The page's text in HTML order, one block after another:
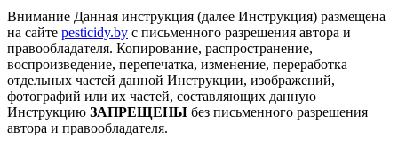
Внимание Данная инструкция (далее Инструкция) размещена
на сайте pesticidy.by с письменного разрешения автора и
правообладателя. Копирование, распространение,
воспроизведение, перепечатка, изменение, переработка
отдельных частей данной Инструкции, изображений,
фотографий или их частей, составляющих данную
Инструкцию ЗАПРЕЩЕНЫ без письменного разрешения
автора и правообладателя.